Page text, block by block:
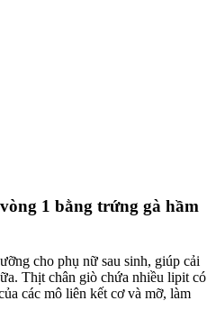
1 bằng trứng gà hầm
cho phụ nữ sau sinh, giúp cải
Thịt chân giò chứa nhiều lipit có
các mô liên kết cơ và mỡ, làm